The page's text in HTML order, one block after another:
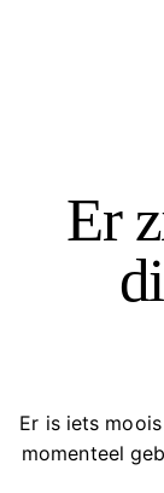
Er
Er is iets
momenteel